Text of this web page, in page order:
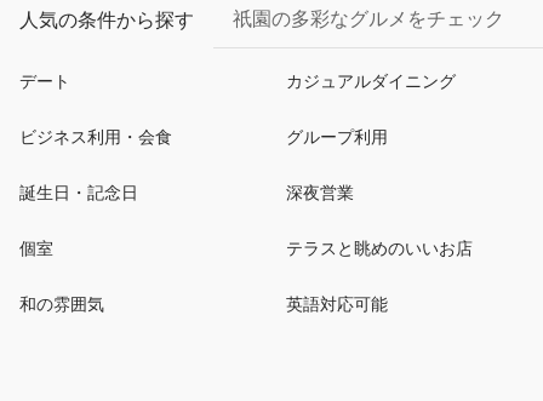
人気の条件から探す 祇園の多彩なグルメをチェック
デート カジュアルダイニング
ビジネス利用・会食 グループ利用
誕生日・記念日 深夜営業
個室 テラスと眺めのいいお店
和の雰囲気 英語対応可能